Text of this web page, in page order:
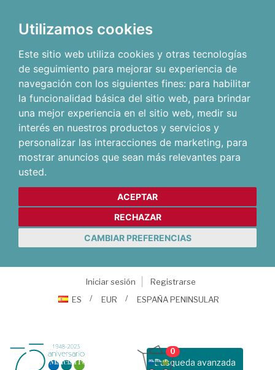
Utilizamos cookies
Este sitio web utiliza cookies y otras tecnologías
de seguimiento para mejorar su experiencia de
navegación con los siguientes fines: para habilitar
la funcionalidad básica del sitio web, para brindar
una mejor experiencia en el sitio web, medir su
interés en nuestros productos y servicios y
personalizar las interacciones de marketing, para
mostrar anuncios que sean más relevantes para
usted.
ACEPTAR
RECHAZAR
CAMBIAR PREFERENCIAS
Iniciar sesión
Registrarse
ES
EUR ESPAÑA PENINSULAR
Busqueda avanzada
0